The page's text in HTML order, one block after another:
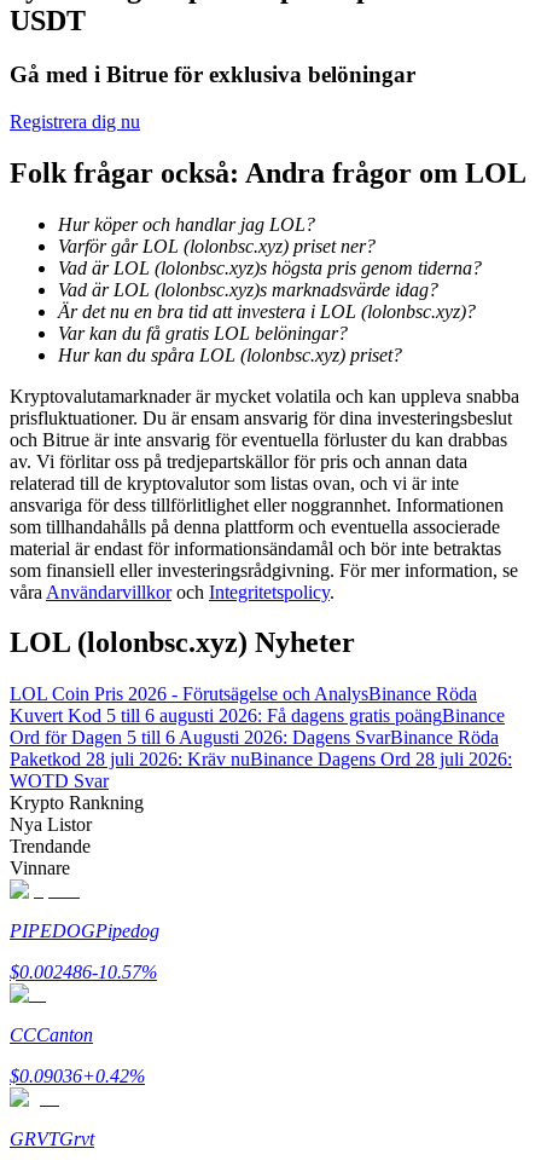
Njut av vinstdelning och kopieringshandelsprovisioner
Big data-analys inklusive handelsinformation, etc.
Futures startguide
USDT
Gå med i Bitrue för exklusiva belöningar
Registrera dig nu
Folk frågar också: Andra frågor om LOL
Hur köper och handlar jag LOL?
Varför går LOL (lolonbsc.xyz) priset ner?
Vad är LOL (lolonbsc.xyz)s högsta pris genom tiderna?
Vad är LOL (lolonbsc.xyz)s marknadsvärde idag?
Är det nu en bra tid att investera i LOL (lolonbsc.xyz)?
Var kan du få gratis LOL belöningar?
Hur kan du spåra LOL (lolonbsc.xyz) priset?
Kryptovalutamarknader är mycket volatila och kan uppleva snabba
prisfluktuationer. Du är ensam ansvarig för dina investeringsbeslut
och Bitrue är inte ansvarig för eventuella förluster du kan drabbas
av. Vi förlitar oss på tredjepartskällor för pris och annan data
relaterad till de kryptovalutor som listas ovan, och vi är inte
ansvariga för dess tillförlitlighet eller noggrannhet. Informationen
som tillhandahålls på denna plattform och eventuella associerade
material är endast för informationsändamål och bör inte betraktas
som finansiell eller investeringsrådgivning. För mer information, se
våra Användarvillkoroch Integritetspolicy.
LOL (lolonbsc.xyz) Nyheter
LOL Coin Pris 2026 - Förutsägelse och AnalysBinance Röda
Kuvert Kod 5 till 6 augusti 2026: Få dagens gratis poängBinance
Ord för Dagen 5 till 6 Augusti 2026: Dagens SvarBinance Röda
Paketkod 28 juli 2026: Kräv nuBinance Dagens Ord 28 juli 2026:
WOTD Svar
Krypto Rankning
Nya Listor
Trendande
Vinnare
PIPEDOGPipedog
$0.002486-10.57%
CCCanton
$0.09036+0.42%
GRVTGrvt